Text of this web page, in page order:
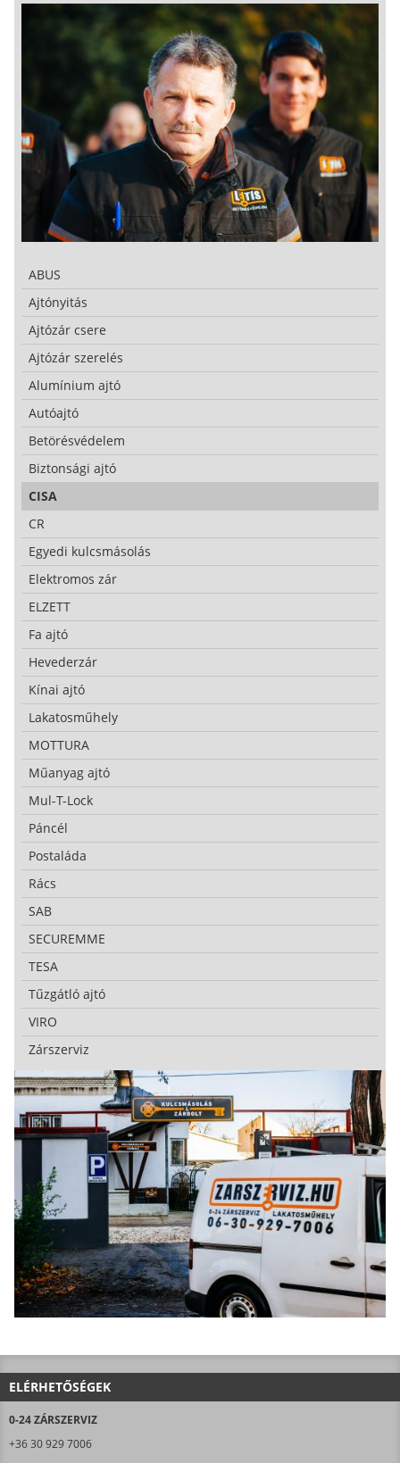
ABUS
Ajtónyitás
Ajtózár csere
Ajtózár szerelés
Alumínium ajtó
Autóajtó
Betörésvédelem
Biztonsági ajtó
CISA
CR
Egyedi kulcsmásolás
Elektromos zár
ELZETT
Fa ajtó
Hevederzár
Kínai ajtó
Lakatosműhely
MOTTURA
Műanyag ajtó
Mul-T-Lock
Páncél
Postaláda
Rács
SAB
SECUREMME
TESA
Tűzgátló ajtó
VIRO
Zárszerviz
ELÉRHETŐSÉGEK
0-24 ZÁRSZERVIZ
+36 30 929 7006